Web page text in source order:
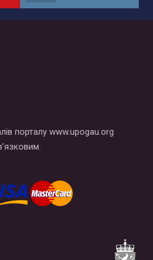
лайк под видео.
порталу www.upogau.org